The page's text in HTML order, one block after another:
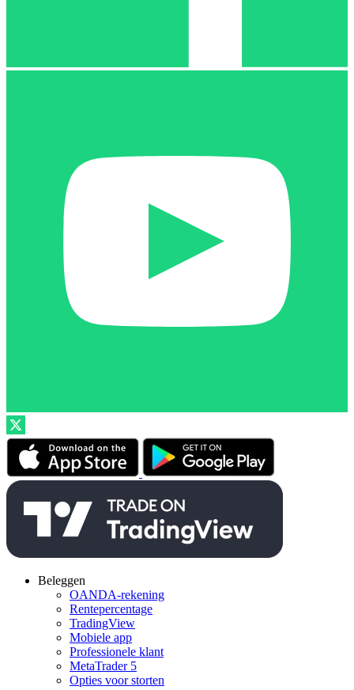
Beleggen
OANDA-rekening
Rentepercentage
TradingView
Mobiele app
Professionele klant
MetaTrader 5
Opties voor storten